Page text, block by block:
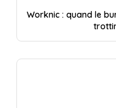
Worknic : quand le